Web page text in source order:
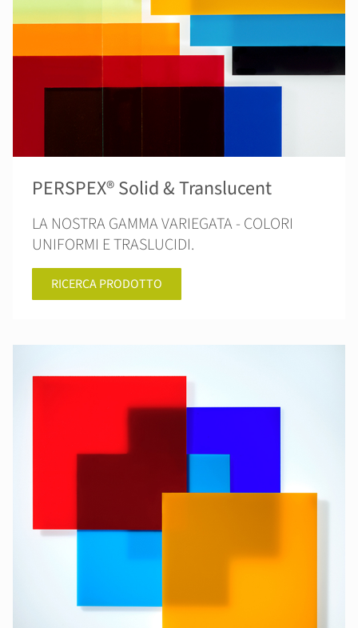
PERSPEX® Solid & Translucent
LA NOSTRA GAMMA VARIEGATA - COLORI
UNIFORMI E TRASLUCIDI.
RICERCA PRODOTTO